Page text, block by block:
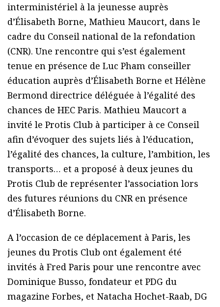
interministériel à la jeunesse auprès
d’Élisabeth Borne, Mathieu Maucort, dans le
cadre du Conseil national de la refondation
(CNR). Une rencontre qui s’est également
tenue en présence de Luc Pham conseiller
éducation auprès d’Élisabeth Borne et Hélène
Bermond directrice déléguée à l’égalité des
chances de HEC Paris. Mathieu Maucort a
invité le Protis Club à participer à ce Conseil
afin d’évoquer des sujets liés à l’éducation,
l’égalité des chances, la culture, l’ambition, les
transports… et a proposé à deux jeunes du
Protis Club de représenter l’association lors
des futures réunions du CNR en présence
d’Élisabeth Borne.
A l’occasion de ce déplacement à Paris, les
jeunes du Protis Club ont également été
invités à Fred Paris pour une rencontre avec
Dominique Busso, fondateur et PDG du
magazine Forbes, et Natacha Hochet-Raab, DG